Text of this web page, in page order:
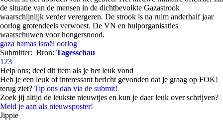
de situatie van de mensen in de dichtbevolkte Gazastrook
waarschijnlijk verder verergeren. De strook is na ruim anderhalf jaar
oorlog grotendeels verwoest. De VN en hulporganisaties
waarschuwen voor hongersnood.
gaza hamas israël oorlog
Submitter: Bron: Tagesschau
123
Help ons; deel dit item als je het leuk vond
Heb je een leuk of interessant bericht gevonden dat je graag op FOK!
terug ziet? Tip ons dan via de submit!
Zoek jij altijd de leukste nieuwtjes en kun je daar leuk over schrijven?
Meld je aan als nieuwsposter!
Jippie